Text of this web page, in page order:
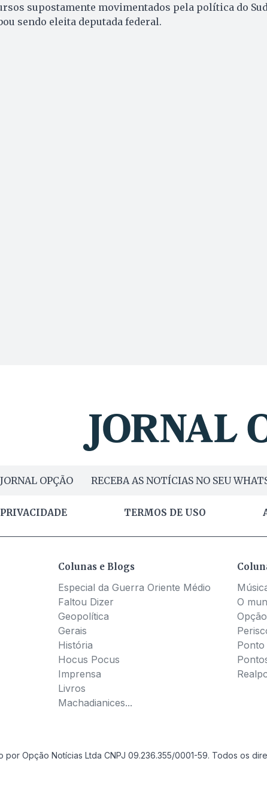
supostamente movimentados pela política do
sendo eleita deputada federal.
OPÇÃO RECEBA AS NOTÍCIAS NO SEU
PRIVACIDADE TERMOS DE USO
Colunas e Blogs
Especial da Guerra Oriente Médio
Faltou Dizer
Geopolítica
Gerais
História
Hocus Pocus
Imprensa
Livros
Machadianices...
O
Ponto
Opção Notícias Ltda CNPJ 09.236.355/0001-59. Todos os